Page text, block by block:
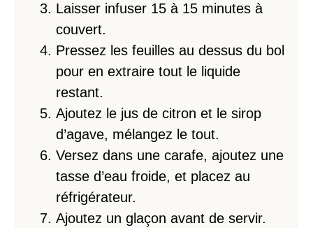
Laisser infuser 15 à 15 minutes à
couvert.
Pressez les feuilles au dessus du bol
pour en extraire tout le liquide
restant.
Ajoutez le jus de citron et le sirop
d’agave, mélangez le tout.
Versez dans une carafe, ajoutez une
tasse d’eau froide, et placez au
réfrigérateur.
Ajoutez un glaçon avant de servir.